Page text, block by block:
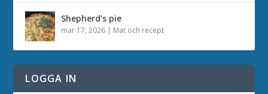
Shepherd’s pie
mar 17, 2026 | Mat och recept
LOGGA IN